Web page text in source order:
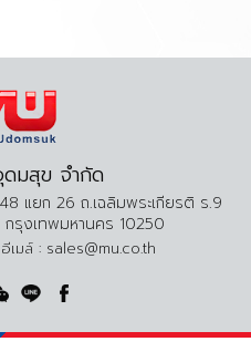
มสุข จำกัด
แยก 26 ถ.เฉลิมพระเกียรติ ร.9
กรุงเทพมหานคร 10250
อีเมล์ : sales@mu.co.th